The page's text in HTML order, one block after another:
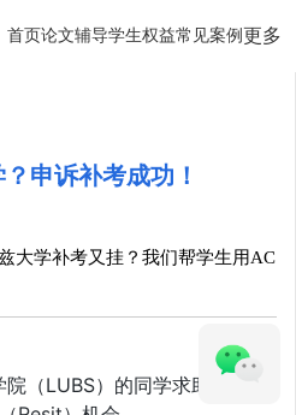
首页论文辅导学生权益常见案例 更多
申诉补考成功！
大学补考又挂？我们帮学生用AC
（LUBS）的同学求助：